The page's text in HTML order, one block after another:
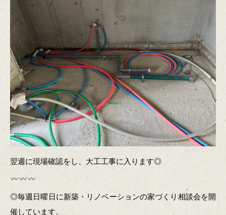
翌週に現場確認をし、大工工事に入ります◎
◎毎週日曜日に新築・リノベーションの家づくり相談会を開
催しています。